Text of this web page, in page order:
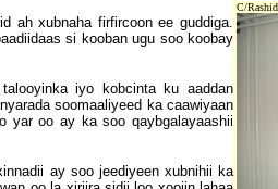
C/Rashid
ah xubnaha firfircoon ee guddiga.
si kooban ugu soo koobay
iyo kobcinta ku aaddan
soomaaliyeed ka caawiyaan
yar oo ay ka soo qaybgalayaashii
ay soo jeediyeen xubnihii ka